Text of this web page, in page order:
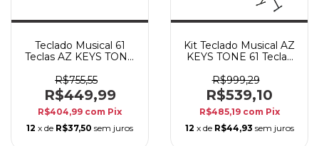
Teclado Musical 61
Teclas AZ KEYS TONE
Fonte Bivolt
R$755,55
R$449,99
R$404,99 com Pix
12 x de R$37,50 sem juros
Kit Teclado Musical AZ
KEYS TONE 61 Teclas
Bivolt + Suporte
R$999,29
R$539,10
R$485,19 com Pix
12 x de R$44,93 sem juros